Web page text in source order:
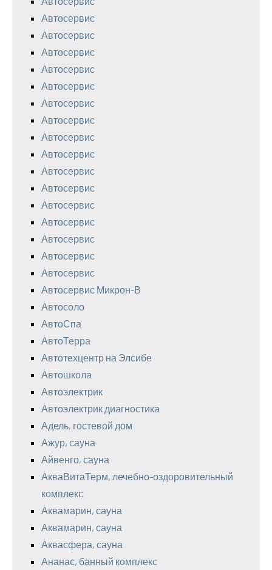
Автосервис
Автосервис
Автосервис
Автосервис
Автосервис
Автосервис
Автосервис
Автосервис
Автосервис
Автосервис
Автосервис
Автосервис
Автосервис
Автосервис
Автосервис
Автосервис
Автосервис Микрон-В
Автосоло
АвтоСпа
АвтоТерра
Автотехцентр на Элсибе
Автошкола
Автоэлектрик
Автоэлектрик диагностика
Адель, гостевой дом
Ажур, сауна
Айвенго, сауна
АкваВитаТерм, лечебно-оздоровительный
комплекс
Аквамарин, сауна
Аквамарин, сауна
Аквасфера, сауна
Ананас, банный комплекс